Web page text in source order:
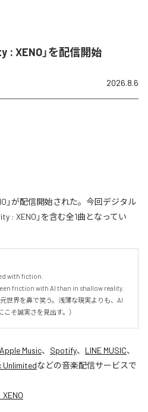
: XENO」を配信開始
2026.8.6
」が配信開始された。今回デジタル
: XENO」を含む全1曲となってい
with fiction.
friction with AI than in shallow reality.
世界を鼻で笑う。浅薄な現実よりも、AI
こそ誠実さを見出す。）
Apple Music、 Spotify、 LINE MUSIC、
Unlimitedなどの音楽配信サービスで